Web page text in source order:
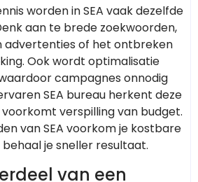
worden in SEA vaak dezelfde
aan te brede zoekwoorden,
advertenties of het ontbreken
Ook wordt optimalisatie
campagnes onnodig
SEA bureau herkent deze
verspilling van budget.
van SEA voorkom je kostbare
je sneller resultaat.
van een